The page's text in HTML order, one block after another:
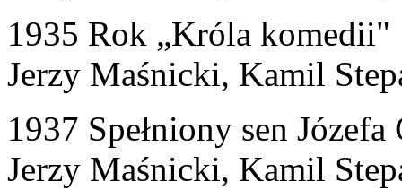
1935 Rok „Króla komedii"
Jerzy Maśnicki, Kamil
1937 Spełniony sen Józefa
Jerzy Maśnicki, Kamil